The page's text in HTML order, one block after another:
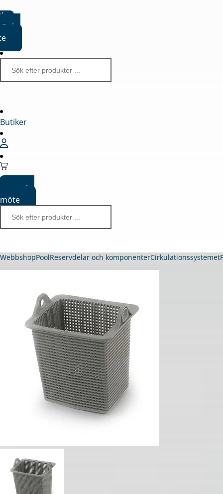
Boka
Butiker
Boka
möte
WebbshopPoolReservdelar och komponenterCirkulationssystemet